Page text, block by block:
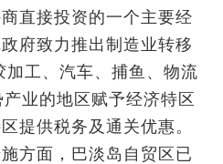
直接投资的一个主要经
府致力推出制造业转移
工、汽车、捕鱼、物流
业的地区赋予经济特区
提供税务及通关优惠。
方面，巴淡岛自贸区已